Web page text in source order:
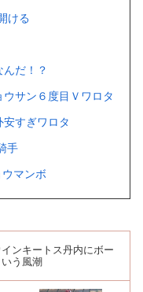
ける
んだ！？
ウサン６度目Ｖワロタ
すぎワロタ
手
マンボ
インキートス丹内にボー
う風潮